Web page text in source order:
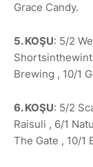
Grace Candy.
5. KOŞU: 5/2
Brewing , 10/1
6. KOŞU: 5/2
Raisuli , 6/1
The Gate , 10/1